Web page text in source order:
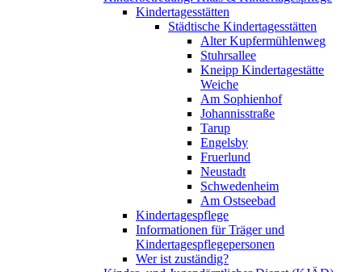
Kindertagesstätten
Städtische Kindertagesstätten
Alter Kupfermühlenweg
Stuhrsallee
Kneipp Kindertagestätte
Weiche
Am Sophienhof
Johannisstraße
Tarup
Engelsby
Fruerlund
Neustadt
Schwedenheim
Am Ostseebad
Kindertagespflege
Informationen für Träger und
Kindertagespflegepersonen
Wer ist zuständig?